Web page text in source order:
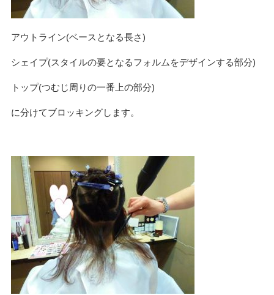
アウトライン(ベースとなる長さ)
シェイプ(スタイルの要となるフォルムをデザインする部分)
トップ(つむじ周りの一番上の部分)
に分けてブロッキングします。